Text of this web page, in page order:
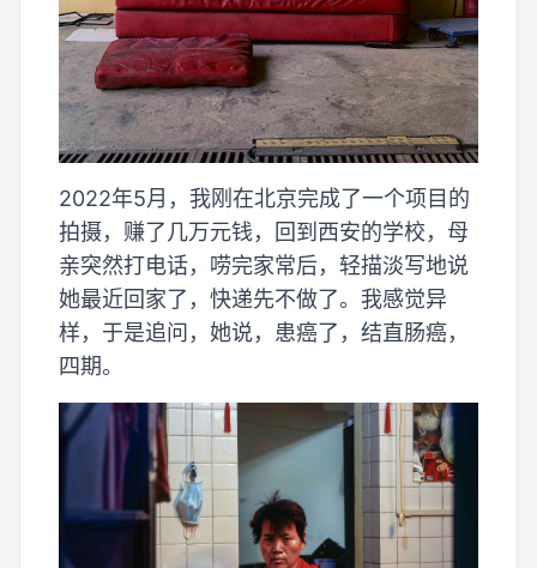
2022年5月，我刚在北京完成了一个项目的
拍摄，赚了几万元钱，回到西安的学校，母
亲突然打电话，唠完家常后，轻描淡写地说
她最近回家了，快递先不做了。我感觉异
样，于是追问，她说，患癌了，结直肠癌，
四期。